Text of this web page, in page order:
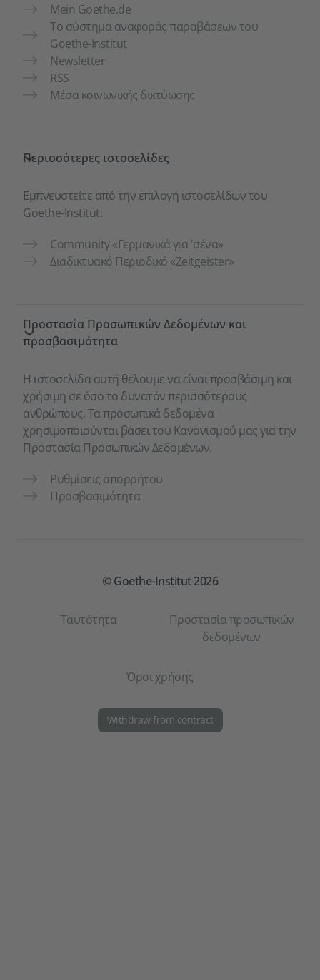
Mein Goethe.de
Το σύστημα αναφοράς παραβάσεων του
Goethe-Institut
Newsletter
RSS
Μέσα κοινωνικής δικτύωσης
Περισσότερες ιστοσελίδες
Εμπνευστείτε από την επιλογή ιστοσελίδων του
Goethe-Institut:
Community «Γερμανικά για 'σένα»
Διαδικτυακό Περιοδικό «Zeitgeister»
Προστασία Προσωπικών Δεδομένων και
προσβασιμότητα
Η ιστοσελίδα αυτή θέλουμε να είναι προσβάσιμη και
χρήσιμη σε όσο το δυνατόν περισσότερους
ανθρώπους. Τα προσωπικά δεδομένα
χρησιμοποιούνται βάσει του Κανονισμού μας για την
Προστασία Προσωπικών Δεδομένων.
Ρυθμίσεις απορρήτου
Προσβασιμότητα
© Goethe-Institut 2026
Ταυτότητα
Προστασία προσωπικών
δεδομένων
Όροι χρήσης
Withdraw from contract